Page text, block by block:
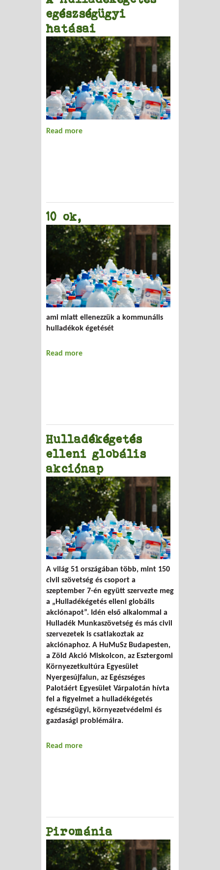
egészségügyi
hatásai
Read more
10 ok,
ami miatt ellenezzük a kommunális
hulladékok égetését
Read more
Hulladékégetés
elleni globális
akciónap
A világ 51 országában több, mint 150
civil szövetség és csoport a
szeptember 7-én együtt szervezte meg
a „Hulladékégetés elleni globális
akciónapot”. Idén első alkalommal a
Hulladék Munkaszövetség és más civil
szervezetek is csatlakoztak az
akciónaphoz. A HuMuSz Budapesten,
a Zöld Akció Miskolcon, az Esztergomi
Környezetkultúra Egyesület
Nyergesújfalun, az Egészséges
Palotáért Egyesület Várpalotán hívta
fel a figyelmet a hulladékégetés
egészségügyi, környezetvédelmi és
gazdasági problémáira.
Read more
Pirománia